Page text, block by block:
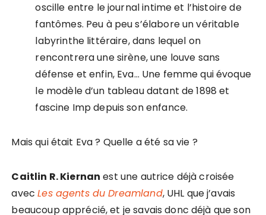
oscille entre le journal intime et l’histoire de
fantômes. Peu à peu s’élabore un véritable
labyrinthe littéraire, dans lequel on
rencontrera une sirène, une louve sans
défense et enfin, Eva… Une femme qui évoque
le modèle d’un tableau datant de 1898 et
fascine Imp depuis son enfance.
Mais qui était Eva ? Quelle a été sa vie ?
Caitlin R. Kiernan est une autrice déjà croisée
avecLes agents du Dreamland, UHL que j’avais
beaucoup apprécié, et je savais donc déjà que son